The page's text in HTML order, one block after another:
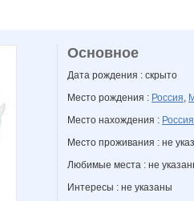
Основное
Дата рождения : скрыто
Место рождения : Россия,
Место нахождения : Россия
Место проживания : не
Любимые места : не
Интересы : не указаны